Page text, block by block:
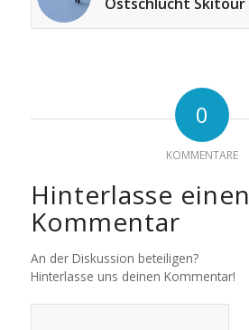
0
KOMMENTARE
Hinterlasse einen
Kommentar
An der Diskussion beteiligen?
Hinterlasse uns deinen Kommentar!